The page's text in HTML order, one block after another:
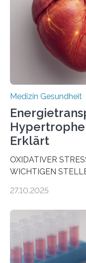
wirken. Dabei
als Biomarker für
dienen könnte.
häufigsten
Medizin Gesundheit
Erklärt
OXIDATIVER
WICHTIGEN
aus dem Deutschen
im Journal
der Hypertrophen
kann und wie sich
Herzbelastung und
27.10.2025